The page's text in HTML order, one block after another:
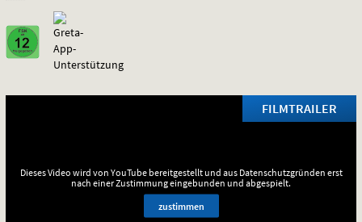
FILMTRAILER
Dieses Video wird von YouTube bereitgestellt und aus Datenschutzgründen erst
nach einer Zustimmung eingebunden und abgespielt.
zustimmen